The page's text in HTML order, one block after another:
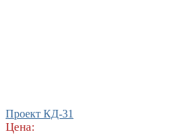
Проект КД-31
Цена: